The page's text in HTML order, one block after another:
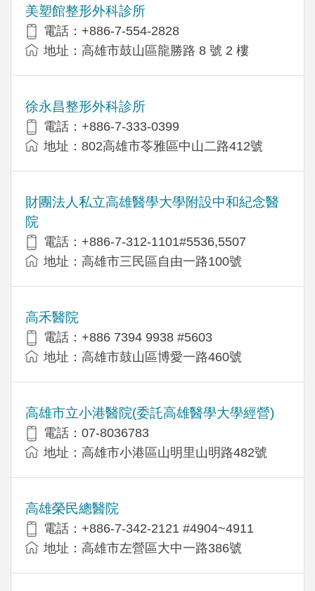
美塑館整形外科診所
電話：+886-7-554-2828
地址：高雄市鼓山區龍勝路 8 號 2 樓
徐永昌整形外科診所
電話：+886-7-333-0399
地址：802高雄市苓雅區中山二路412號
財團法人私立高雄醫學大學附設中和紀念醫
院
電話：+886-7-312-1101#5536,5507
地址：高雄市三民區自由一路100號
高禾醫院
電話：+886 7394 9938 #5603
地址：高雄市鼓山區博愛一路460號
高雄市立小港醫院(委託高雄醫學大學經營)
電話：07-8036783
地址：高雄市小港區山明里山明路482號
高雄榮民總醫院
電話：+886-7-342-2121 #4904~4911
地址：高雄市左營區大中一路386號